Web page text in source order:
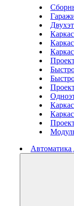
Автоматика